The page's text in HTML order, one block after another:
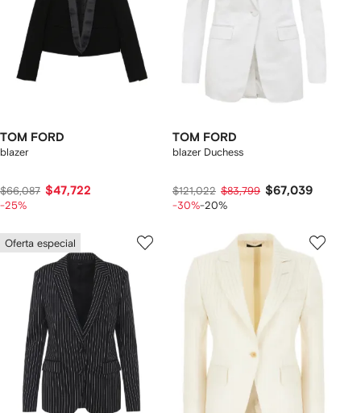
TOM FORD
blazer
$66,087 $47,722
-25%
TOM FORD
blazer Duchess
$121,022 $83,799 $67,039
-30%-20%
Oferta especial